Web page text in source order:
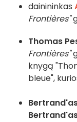
dainininkas
Frontières"
Thomas
Frontières"
knygą
bleue",